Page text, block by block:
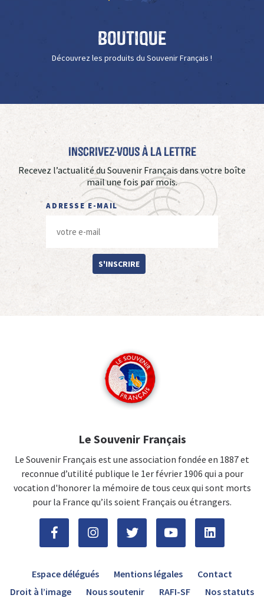
Boutique
Découvrez les produits du Souvenir Français !
Inscrivez-vous à La Lettre
Recevez l’actualité du Souvenir Français dans votre boîte
mail une fois par mois.
ADRESSE E-MAIL
S'INSCRIRE
Le Souvenir Français
Le Souvenir Français est une association fondée en 1887 et
reconnue d’utilité publique le 1er février 1906 qui a pour
vocation d'honorer la mémoire de tous ceux qui sont morts
pour la France qu’ils soient Français ou étrangers.
Espace délégués Mentions légales
Contact
Droit à l’image
Nous soutenir RAFI-SF Nos statuts